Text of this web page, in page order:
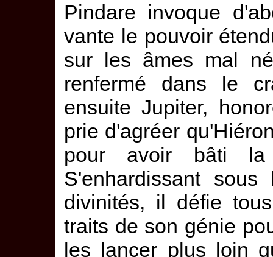
Pindare invoque
vante le pouvoir
sur les âmes mal
renfermé dans le
ensuite Jupiter,
prie d'agréer
pour avoir bâti
S'enhardissant
divinités, il défie
traits de son génie
les lancer plus loin